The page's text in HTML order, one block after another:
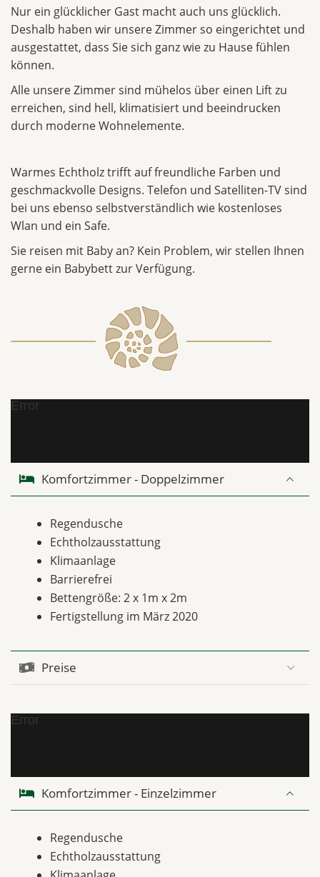
Nur ein glücklicher Gast macht auch uns glücklich.
Deshalb haben wir unsere Zimmer so eingerichtet und
ausgestattet, dass Sie sich ganz wie zu Hause fühlen
können.
Alle unsere Zimmer sind mühelos über einen Lift zu
erreichen, sind hell, klimatisiert und beeindrucken
durch moderne Wohnelemente.
Warmes Echtholz trifft auf freundliche Farben und
geschmackvolle Designs. Telefon und Satelliten-TV sind
bei uns ebenso selbstverständlich wie kostenloses
Wlan und ein Safe.
Sie reisen mit Baby an? Kein Problem, wir stellen Ihnen
gerne ein Babybett zur Verfügung.
Error
Komfortzimmer - Doppelzimmer
Regendusche
Echtholzausstattung
Klimaanlage
Barrierefrei
Bettengröße: 2 x 1m x 2m
Fertigstellung im März 2020
Preise
Error
Komfortzimmer - Einzelzimmer
Regendusche
Echtholzausstattung